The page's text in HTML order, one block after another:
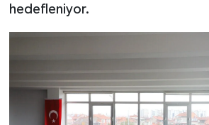
hedefleniyor.